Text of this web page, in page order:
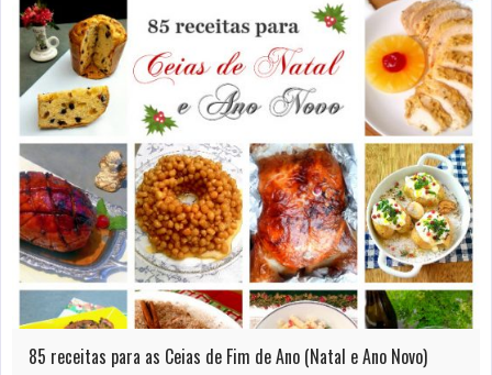
85 receitas para as Ceias de Fim de Ano (Natal e Ano Novo)